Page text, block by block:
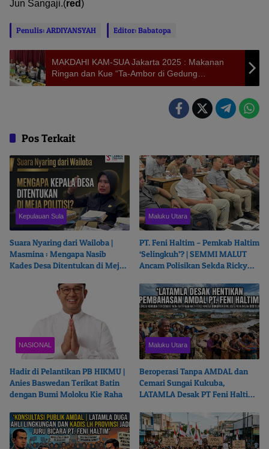
Jun Sangaji.(red)
Penulis: ARDIYANSYAH Editor: Babatopa
MAKDAHI KAM-SUA Jakarta 2025 : Makanan
Ringan dan Kue “Ta-Ambor di Gedung
Pramanasala
Pos Terkait
Kepulauan Sula
Suara Nyaring dari Wailoba |
Masmina : Mengapa Nasib
Kades Desa Ditentukan di Meja
Maluku Utara
PT. Feni Haltim – Pemkab Haltim
‘Selingkuh’? | SEMMI MALUT
Ancam Polisikan Sekda Ricky
NASIONAL
Hadir di Pelantikan PB HIKMU |
Anies Baswedan Terikat Batin
dengan Bumi Moloku Kie Raha
Maluku Utara
Beroperasi Tanpa AMDAL dan
Cemari Sungai Kukuba,
LATAMLA Desak PT Feni Haltim